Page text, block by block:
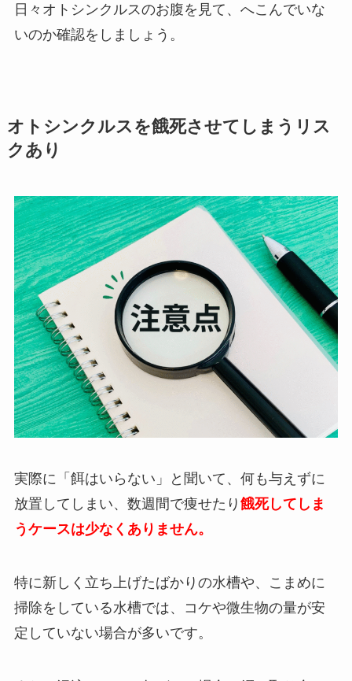
日々オトシンクルスのお腹を見て、へこんでいな
いのか確認をしましょう。
オトシンクルスを餓死させてしまうリス
クあり
実際に「餌はいらない」と聞いて、何も与えずに
放置してしまい、数週間で痩せたり 餓死してしま
うケースは少なくありません。
特に新しく立ち上げたばかりの水槽や、こまめに
掃除をしている水槽では、コケや微生物の量が安
定していない場合が多いです。